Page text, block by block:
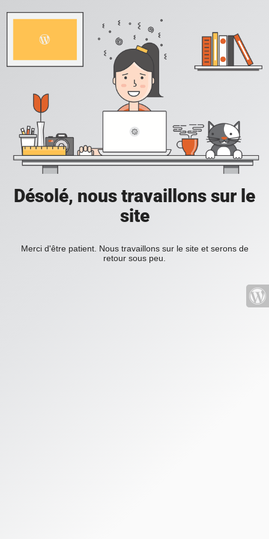
Désolé, nous travaillons sur le
site
Merci d'être patient. Nous travaillons sur le site et serons de
retour sous peu.